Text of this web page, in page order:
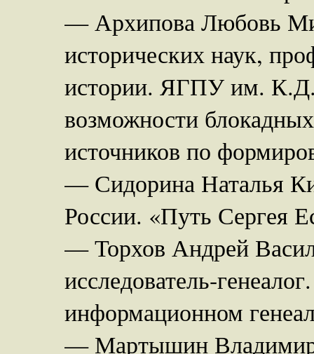
— Архипова Любовь
исторических наук,
истории. ЯГПУ им.
возможности
источников по
— Сидорина Наталья
России. «Путь Сергея
— Торхов Андрей
исследователь-
информационном
— Мартышин Владимир